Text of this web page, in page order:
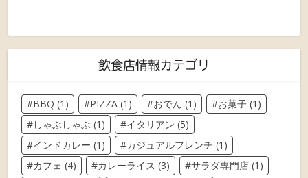
飲食店情報カテゴリ
BBQ (1) PIZZA (1) おでん (1) お菓子 (1)
しゃぶしゃぶ (1) イタリアン (5)
インドカレー (1) カジュアルフレンチ (1)
カフェ (4) カレーライス (3) サラダ専門店 (1)